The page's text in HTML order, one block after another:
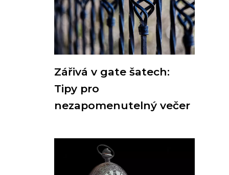
Zářivá v gate šatech:
Tipy pro
nezapomenutelný večer